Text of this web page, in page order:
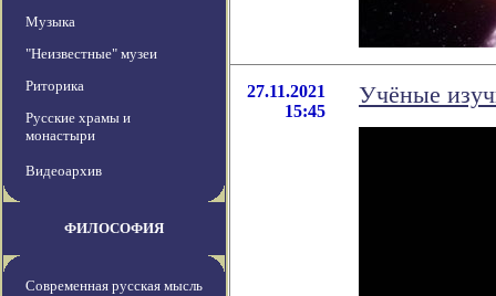
Музыка
"Неизвестные" музеи
Риторика
Русские храмы и
монастыри
Видеоархив
ФИЛОСОФИЯ
Современная русская мысль
27.11.2021
15:45
Учёные